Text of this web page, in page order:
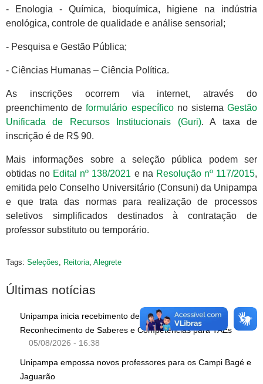
- Enologia - Química, bioquímica, higiene na indústria
enológica, controle de qualidade e análise sensorial;
- Pesquisa e Gestão Pública;
- Ciências Humanas – Ciência Política.
As inscrições ocorrem via internet, através do
preenchimento deformulário específicono sistemaGestão
Unificada de Recursos Institucionais (Guri). A taxa de
inscrição é de R$ 90.
Mais informações sobre a seleção pública podem ser
obtidas no Edital nº 138/2021 e na Resolução nº 117/2015,
emitida pelo Conselho Universitário (Consuni) da Unipampa
e que trata das normas para realização de processos
seletivos simplificados destinados à contratação de
professor substituto ou temporário.
Tags: Seleções, Reitoria, Alegrete
Últimas notícias
Unipampa inicia recebimento de solicitações de
Reconhecimento de Saberes e Competências para TAEs
05/08/2026 - 16:38
Unipampa empossa novos professores para os Campi Bagé e
Jaguarão